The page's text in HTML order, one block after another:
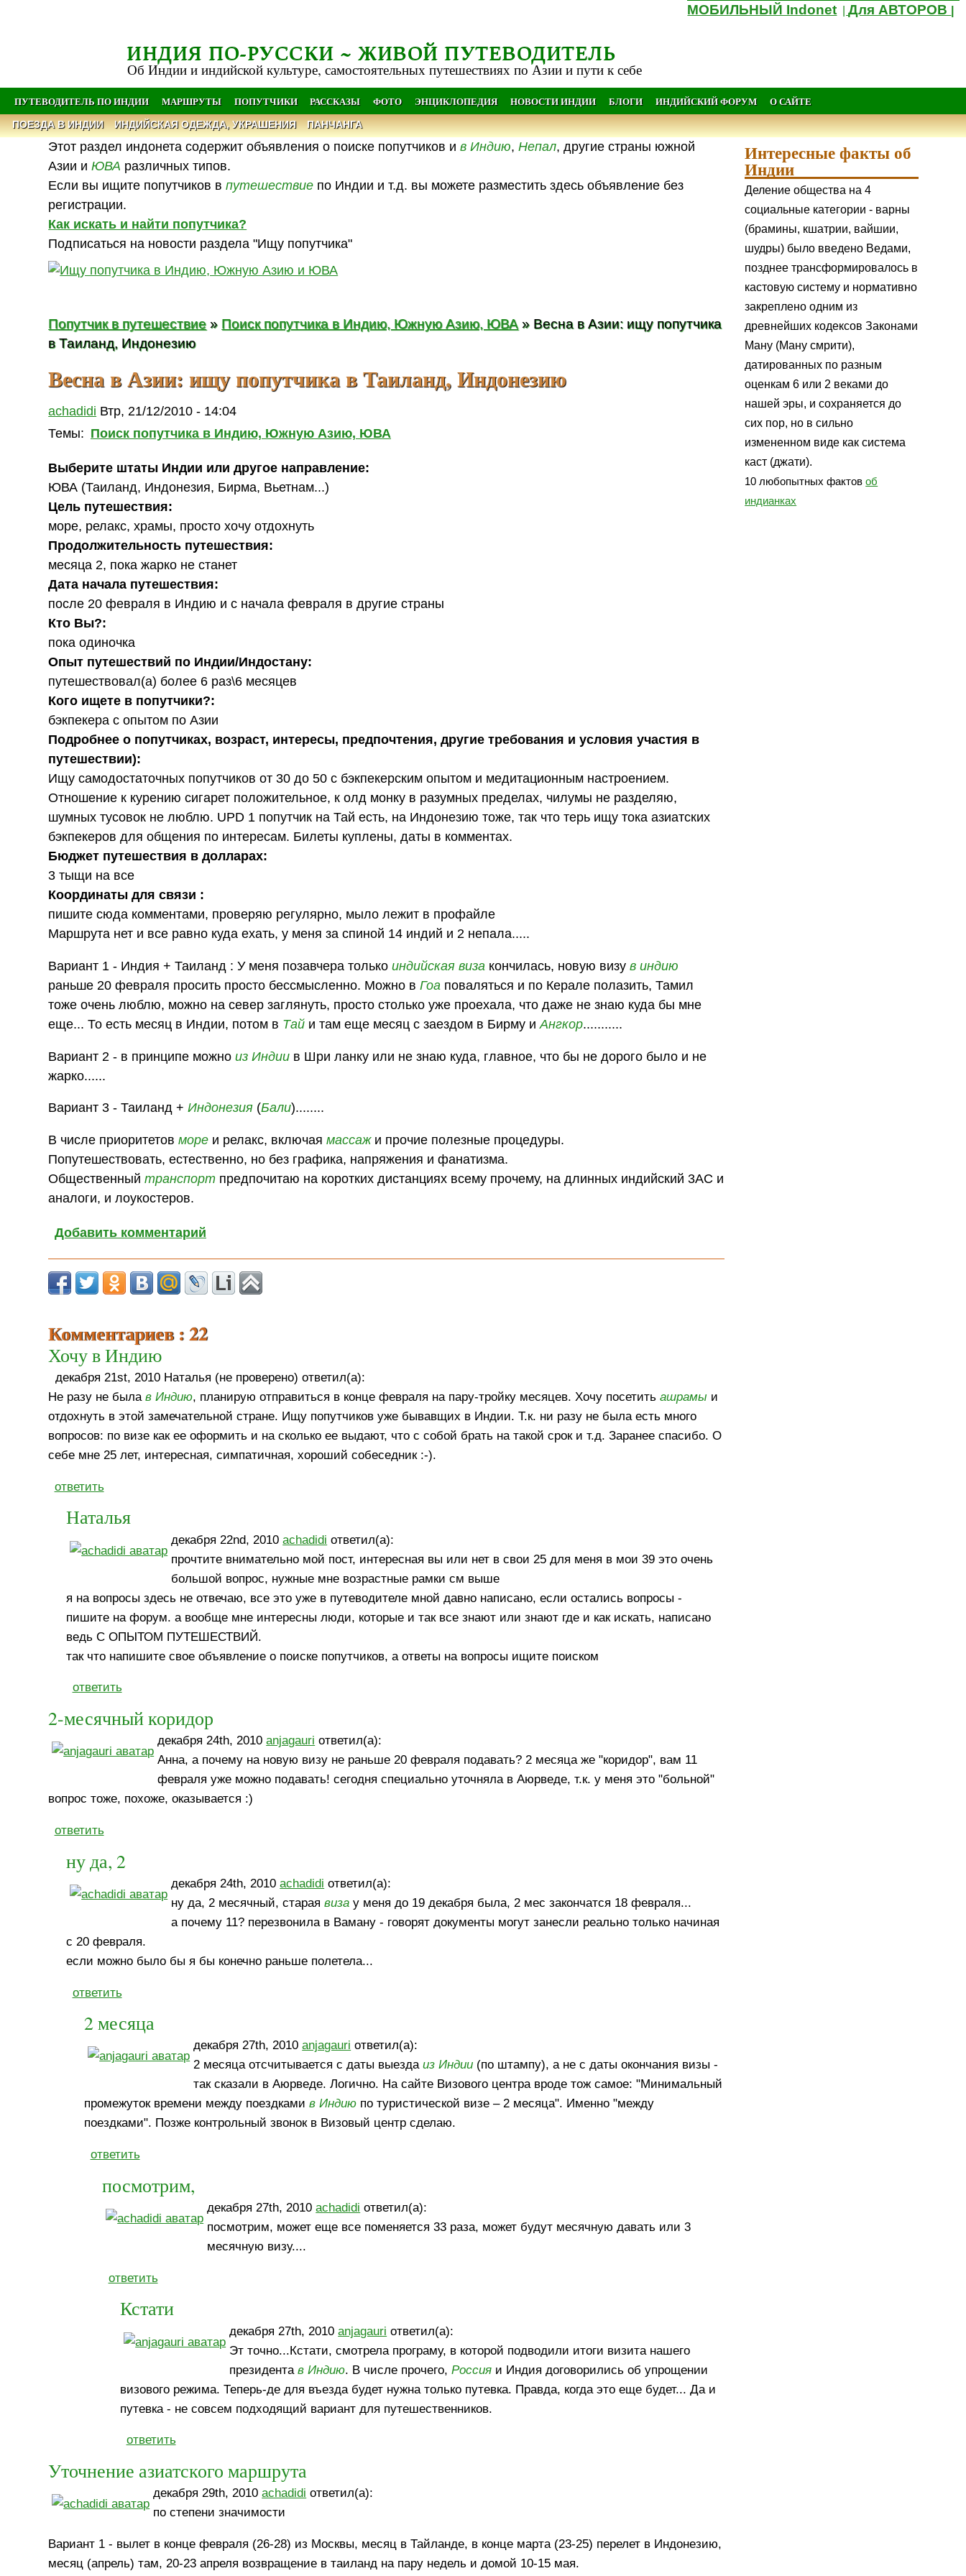
МОБИЛЬНЫЙ Indonet |Для АВТОРОВ
ИНДИЯ ПО-РУССКИ ~ ЖИВОЙ ПУТЕВОДИТЕЛЬ
Об Индии и индийской культуре, самостоятельных путешествиях по Азии и пути к себе
ПУТЕВОДИТЕЛЬ ПО ИНДИИ МАРШРУТЫ ПОПУТЧИКИ РАССКАЗЫ ФОТО ЭНЦИКЛОПЕДИЯ НОВОСТИ ИНДИИ БЛОГИ ИНДИЙСКИЙ ФОРУМ О САЙТЕ
ПОЕЗДА В ИНДИИ ИНДИЙСКАЯ ОДЕЖДА, УКРАШЕНИЯ ПАНЧАНГА
Этот раздел индонета содержит объявления о поиске попутчиков ив Индию,Непал, другие страны южной
Азии иЮВА различных типов.
Если вы ищите попутчиков впутешествие по Индии и т.д. вы можете разместить здесь объявление без
регистрации.
Как искать и найти попутчика?
Подписаться на новости раздела "Ищу попутчика"
Попутчик в путешествие » Поиск попутчика в Индию, Южную Азию, ЮВА » Весна в Азии: ищу попутчика
в Таиланд, Индонезию
Весна в Азии: ищу попутчика в Таиланд, Индонезию
achadidi Втр, 21/12/2010 - 14:04
Темы: Поиск попутчика в Индию, Южную Азию, ЮВА
Выберите штаты Индии или другое направление:
ЮВА (Таиланд, Индонезия, Бирма, Вьетнам...)
Цель путешествия:
море, релакс, храмы, просто хочу отдохнуть
Продолжительность путешествия:
месяца 2, пока жарко не станет
Дата начала путешествия:
после 20 февраля в Индию и с начала февраля в другие страны
Кто Вы?:
пока одиночка
Опыт путешествий по Индии/Индостану:
путешествовал(а) более 6 раз\6 месяцев
Кого ищете в попутчики?:
бэкпекера с опытом по Азии
Подробнее о попутчиках, возраст, интересы, предпочтения, другие требования и условия участия в
путешествии):
Ищу самодостаточных попутчиков от 30 до 50 с бэкпекерским опытом и медитационным настроением.
Отношение к курению сигарет положительное, к олд монку в разумных пределах, чилумы не разделяю,
шумных тусовок не люблю. UPD 1 попутчик на Тай есть, на Индонезию тоже, так что терь ищу тока азиатских
бэкпекеров для общения по интересам. Билеты куплены, даты в комментах.
Бюджет путешествия в долларах:
3 тыщи на все
Координаты для связи :
пишите сюда комментами, проверяю регулярно, мыло лежит в профайле
Маршрута нет и все равно куда ехать, у меня за спиной 14 индий и 2 непала.....
Вариант 1 - Индия + Таиланд : У меня позавчера толькоиндийская виза кончилась, новую визув индию
раньше 20 февраля просить просто бессмысленно. Можно вГоа поваляться и по Керале полазить, Тамил
тоже очень люблю, можно на север заглянуть, просто столько уже проехала, что даже не знаю куда бы мне
еще... То есть месяц в Индии, потом в Тай и там еще месяц с заездом в Бирму иАнгкор...........
Вариант 2 - в принципе можноиз Индии в Шри ланку или не знаю куда, главное, что бы не дорого было и не
жарко......
Вариант 3 - Таиланд +Индонезия (Бали)........
В числе приоритетовморе и релакс, включаямассажи прочие полезные процедуры.
Попутешествовать, естественно, но без графика, напряжения и фанатизма.
Общественныйтранспорт предпочитаю на коротких дистанциях всему прочему, на длинных индийский 3АС и
аналоги, и лоукостеров.
Добавить комментарий
Комментариев : 22
Хочу в Индию
декабря 21st, 2010 Наталья (не проверено) ответил(а):
Не разу не былав Индию, планирую отправиться в конце февраля на пару-тройку месяцев. Хочу посетитьашрамы и
отдохнуть в этой замечательной стране. Ищу попутчиков уже бывавщих в Индии. Т.к. ни разу не была есть много
вопросов: по визе как ее оформить и на сколько ее выдают, что с собой брать на такой срок и т.д. Заранее спасибо. О
себе мне 25 лет, интересная, симпатичная, хороший собеседник :-).
ответить
Наталья
декабря 22nd, 2010achadidi ответил(а):
прочтите внимательно мой пост, интересная вы или нет в свои 25 для меня в мои 39 это очень
большой вопрос, нужные мне возрастные рамки см выше
я на вопросы здесь не отвечаю, все это уже в путеводителе мной давно написано, если остались вопросы -
пишите на форум. а вообще мне интересны люди, которые и так все знают или знают где и как искать, написано
ведь С ОПЫТОМ ПУТЕШЕСТВИЙ.
так что напишите свое объявление о поиске попутчиков, а ответы на вопросы ищите поиском
ответить
2-месячный коридор
декабря 24th, 2010anjagauri ответил(а):
Анна, а почему на новую визу не раньше 20 февраля подавать? 2 месяца же "коридор", вам 11
февраля уже можно подавать! сегодня специально уточняла в Аюрведе, т.к. у меня это "больной"
вопрос тоже, похоже, оказывается :)
ответить
ну да, 2
декабря 24th, 2010achadidi ответил(а):
ну да, 2 месячный, стараявиза у меня до 19 декабря была, 2 мес закончатся 18 февраля...
а почему 11? перезвонила в Ваману - говорят документы могут занесли реально только начиная
с 20 февраля.
если можно было бы я бы конечно раньше полетела...
ответить
2 месяца
декабря 27th, 2010anjagauri ответил(а):
2 месяца отсчитывается с даты выездаиз Индии (по штампу), а не с даты окончания визы -
так сказали в Аюрведе. Логично. На сайте Визового центра вроде тож самое: "Минимальный
промежуток времени между поездкамив Индию по туристической визе – 2 месяца". Именно "между
поездками". Позже контрольный звонок в Визовый центр сделаю.
ответить
посмотрим,
декабря 27th, 2010achadidi ответил(а):
посмотрим, может еще все поменяется 33 раза, может будут месячную давать или 3
месячную визу....
ответить
Кстати
декабря 27th, 2010anjagauri ответил(а):
Эт точно...Кстати, смотрела програму, в которой подводили итоги визита нашего
президентав Индию. В числе прочего,Россия и Индия договорились об упрощении
визового режима. Теперь-де для въезда будет нужна только путевка. Правда, когда это еще будет... Да и
путевка - не совсем подходящий вариант для путешественников.
ответить
Уточнение азиатского маршрута
декабря 29th, 2010achadidi ответил(а):
по степени значимости
Вариант 1 - вылет в конце февраля (26-28) из Москвы, месяц в Тайланде, в конце марта (23-25) перелет в Индонезию,
месяц (апрель) там, 20-23 апреля возвращение в таиланд на пару недель и домой 10-15 мая.
Интересные факты об
Индии
Деление общества на 4
социальные категории - варны
(брамины, кшатрии, вайшии,
шудры) было введено Ведами,
позднее трансформировалось в
кастовую систему и нормативно
закреплено одним из
древнейших кодексов Законами
Ману (Ману смрити),
датированных по разным
оценкам 6 или 2 веками до
нашей эры, и сохраняется до
сих пор, но в сильно
измененном виде как система
каст (джати).
10 любопытных фактовоб
индианках